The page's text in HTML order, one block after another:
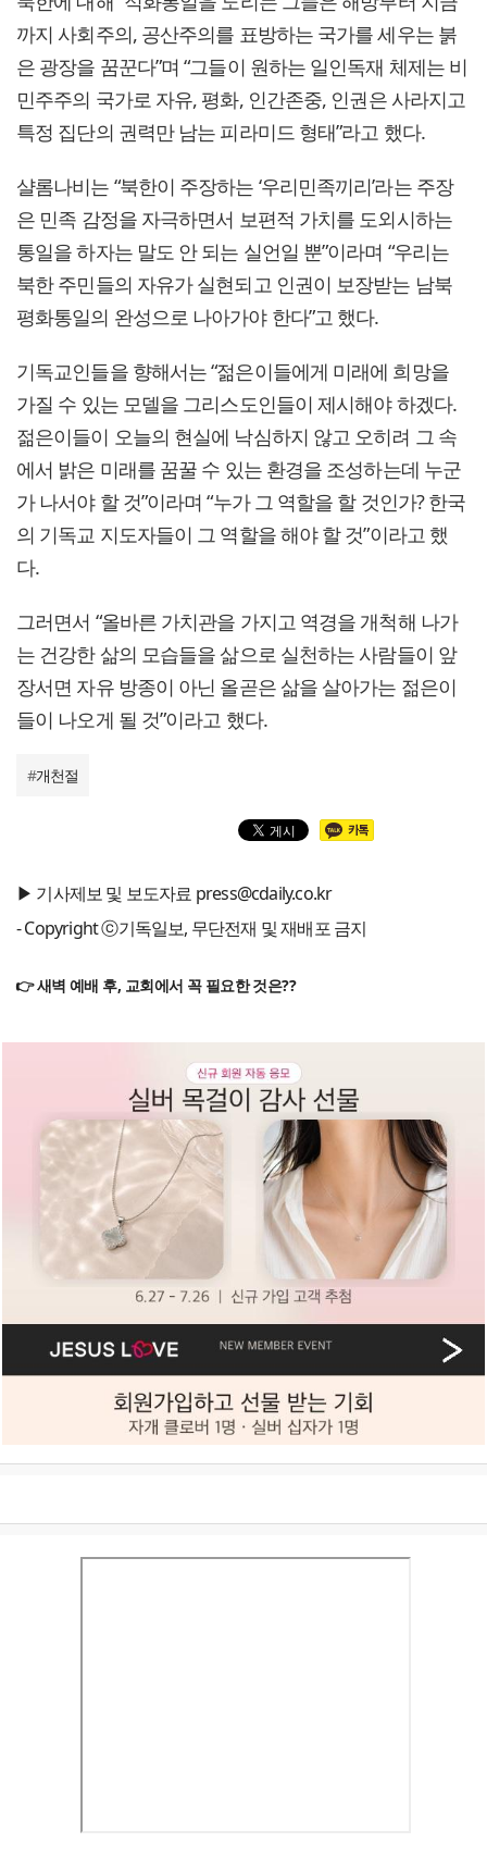
까지 사회주의, 공산주의를 표방하는 국가를 세우는 붉
은 광장을 꿈꾼다”며 “그들이 원하는 일인독재 체제는 비
민주주의 국가로 자유, 평화, 인간존중, 인권은 사라지고
특정 집단의 권력만 남는 피라미드 형태”라고 했다.
샬롬나비는 “북한이 주장하는 ‘우리민족끼리’라는 주장
은 민족 감정을 자극하면서 보편적 가치를 도외시하는
통일을 하자는 말도 안 되는 실언일 뿐”이라며 “우리는
북한 주민들의 자유가 실현되고 인권이 보장받는 남북
평화통일의 완성으로 나아가야 한다”고 했다.
기독교인들을 향해서는 “젊은이들에게 미래에 희망을
가질 수 있는 모델을 그리스도인들이 제시해야 하겠다.
젊은이들이 오늘의 현실에 낙심하지 않고 오히려 그 속
에서 밝은 미래를 꿈꿀 수 있는 환경을 조성하는데 누군
가 나서야 할 것”이라며 “누가 그 역할을 할 것인가? 한국
의 기독교 지도자들이 그 역할을 해야 할 것”이라고 했
다.
그러면서 “올바른 가치관을 가지고 역경을 개척해 나가
는 건강한 삶의 모습들을 삶으로 실천하는 사람들이 앞
장서면 자유 방종이 아닌 올곧은 삶을 살아가는 젊은이
들이 나오게 될 것”이라고 했다.
#개천절
▶ 기사제보 및 보도자료 press@cdaily.co.kr
- Copyright ⓒ기독일보, 무단전재 및 재배포 금지
👉 새벽 예배 후, 교회에서 꼭 필요한 것은??